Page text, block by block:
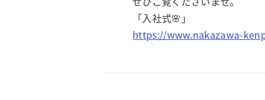
「入社式🌸」
https://www.nakazawa-